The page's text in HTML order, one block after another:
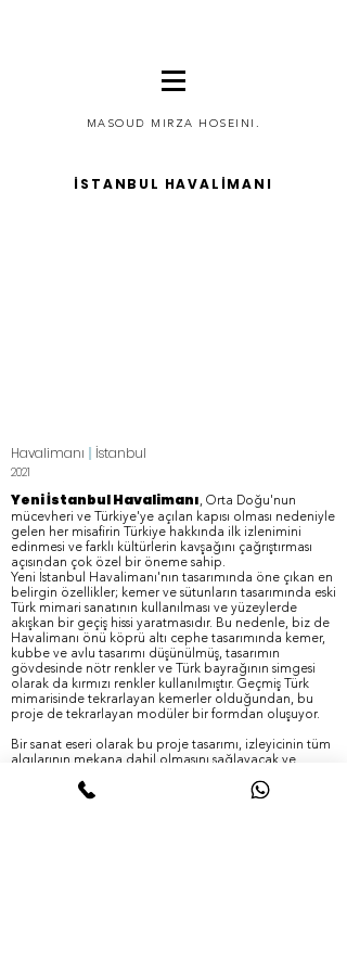
MASOUD MIRZA HOSEINI.
İSTANBUL HAVALİMANI
Havalimanı | İstanbul
2021
Yeni İstanbul Havalimanı, Orta Doğu'nun
mücevheri ve Türkiye'ye açılan kapısı olması nedeniyle
gelen her misafirin Türkiye hakkında ilk izlenimini
edinmesi ve farklı kültürlerin kavşağını çağrıştırması
açısından çok özel bir öneme sahip.
Yeni İstanbul Havalimanı'nın tasarımında öne çıkan en
belirgin özellikler; kemer ve sütunların tasarımında eski
Türk mimari sanatının kullanılması ve yüzeylerde
akışkan bir geçiş hissi yaratmasıdır. Bu nedenle, biz de
Havalimanı önü köprü altı cephe tasarımında kemer,
kubbe ve avlu tasarımı düşünülmüş, tasarımın
gövdesinde nötr renkler ve Türk bayrağının simgesi
olarak da kırmızı renkler kullanılmıştır. Geçmiş Türk
mimarisinde tekrarlayan kemerler olduğundan, bu
proje de tekrarlayan modüler bir formdan oluşuyor.
Bir sanat eseri olarak bu proje tasarımı, izleyicinin tüm
algılarının mekana dahil olmasını sağlayacak ve
yolcular için değişik bir duygu yaratacaktır. Bu tasarım,